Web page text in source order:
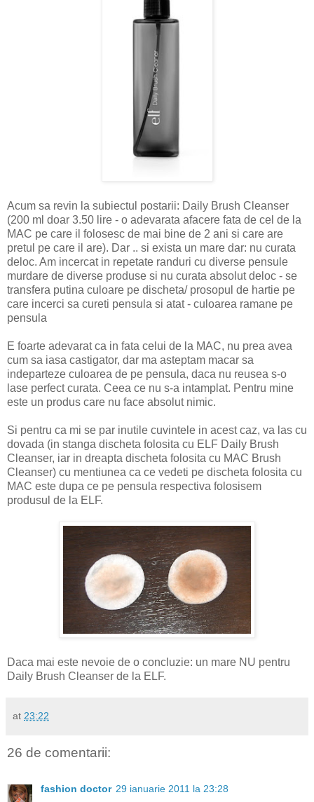
Acum sa revin la subiectul postarii: Daily Brush Cleanser
(200 ml doar 3.50 lire - o adevarata afacere fata de cel de la
MAC pe care il folosesc de mai bine de 2 ani si care are
pretul pe care il are). Dar .. si exista un mare dar: nu curata
deloc. Am incercat in repetate randuri cu diverse pensule
murdare de diverse produse si nu curata absolut deloc - se
transfera putina culoare pe discheta/ prosopul de hartie pe
care incerci sa cureti pensula si atat - culoarea ramane pe
pensula
E foarte adevarat ca in fata celui de la MAC, nu prea avea
cum sa iasa castigator, dar ma asteptam macar sa
indeparteze culoarea de pe pensula, daca nu reusea s-o
lase perfect curata. Ceea ce nu s-a intamplat. Pentru mine
este un produs care nu face absolut nimic.
Si pentru ca mi se par inutile cuvintele in acest caz, va las cu
dovada (in stanga discheta folosita cu ELF Daily Brush
Cleanser, iar in dreapta discheta folosita cu MAC Brush
Cleanser) cu mentiunea ca ce vedeti pe discheta folosita cu
MAC este dupa ce pe pensula respectiva folosisem
produsul de la ELF.
Daca mai este nevoie de o concluzie: un mare NU pentru
Daily Brush Cleanser de la ELF.
at 23:22
26 de comentarii:
fashion doctor 29 ianuarie 2011 la 23:28